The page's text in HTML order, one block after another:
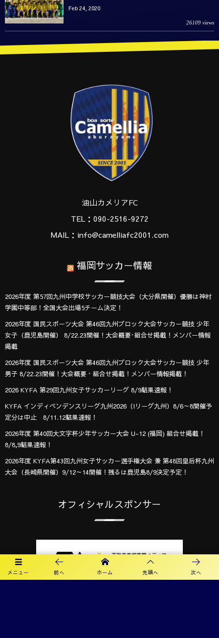
Feb 24, 2020
26109 views
メニュー 前へ ホーム 先頭へ 次へ
油山カメリアFC
TEL：090-2516-9272
MAIL：info@camelliafc2001.com
福岡サッカー情報
2026年度 第57回九州中学校サッカー競技大会（大分県開催）優勝は神村
学園中等部！全国大会出場5チーム決定！
2026年度 国民スポーツ大会 第46回九州ブロック大会サッカー競技 少年
女子（鹿児島開催） 8/22.23開催！大会概要･組合せ掲載！メンバー情報
掲載
2026年度 国民スポーツ大会 第46回九州ブロック大会サッカー競技 少年
男子 8/22.23開催！大会概要・組合せ掲載！メンバー情報掲載！
2026 KYFA 第29回九州女子サッカーリーグ 8/9結果速報！
KYFA インディペンデンスリーグ九州2026（Iリーグ九州）8/6～8開催予
定分は中止 8/11.12結果速報！
2026年度 第40回大文字杯少年サッカー大会 U-12 (福岡) 組合せ掲載！
8/8,9結果速報！
2026年度 KYFA第43回九州女子サッカー選手権大会 兼 第48回皇后杯九州
大会（長崎県開催）9/12～14開催！残るは鹿児島8/9決定予定！
オフィシャルスポンサー